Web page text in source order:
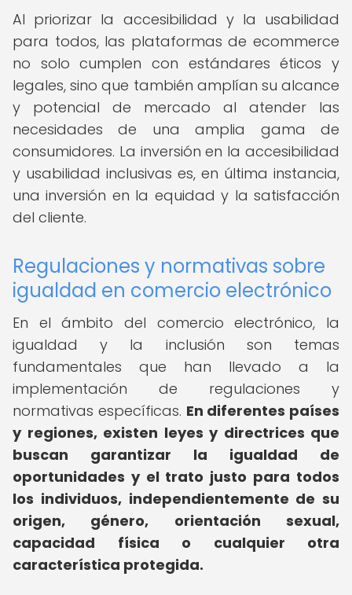
Al priorizar la accesibilidad y la usabilidad
para todos, las plataformas de ecommerce
no solo cumplen con estándares éticos y
legales, sino que también amplían su alcance
y potencial de mercado al atender las
necesidades de una amplia gama de
consumidores. La inversión en la accesibilidad
y usabilidad inclusivas es, en última instancia,
una inversión en la equidad y la satisfacción
del cliente.
Regulaciones y normativas sobre
igualdad en comercio electrónico
En el ámbito del comercio electrónico, la
igualdad y la inclusión son temas
fundamentales que han llevado a la
implementación de regulaciones y
normativas específicas. En diferentes países
y regiones, existen leyes y directrices que
buscan garantizar la igualdad de
oportunidades y el trato justo para todos
los individuos, independientemente de su
origen, género, orientación sexual,
capacidad física o cualquier otra
característica protegida.